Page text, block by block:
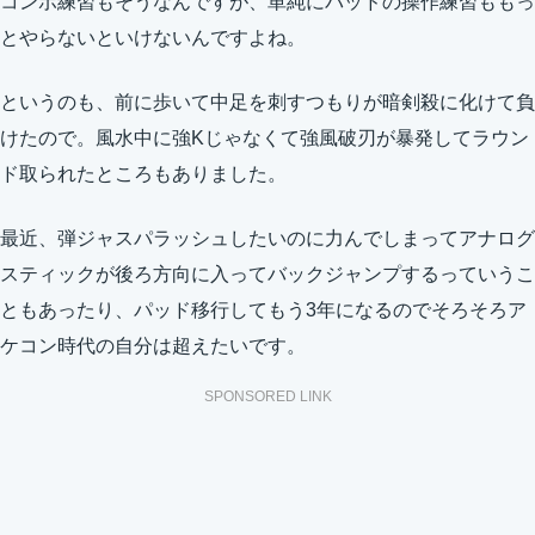
とやらないといけないんですよね。
というのも、前に歩いて中足を刺すつもりが暗剣殺に化けて負
けたので。風水中に強Kじゃなくて強風破刃が暴発してラウン
ド取られたところもありました。
最近、弾ジャスパラッシュしたいのに力んでしまってアナログ
スティックが後ろ方向に入ってバックジャンプするっていうこ
ともあったり、パッド移行してもう3年になるのでそろそろア
ケコン時代の自分は超えたいです。
SPONSORED LINK